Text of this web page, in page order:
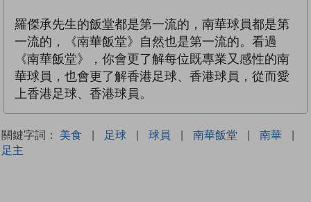
羅傑承先生的飯堂都是第一流的，南華球員都是第
一流的，《南華飯堂》自然也是第一流的。看過
《南華飯堂》，你會更了解每位既專業又感性的南
華球員，也會更了解香港足球、香港球員，從而愛
上香港足球、香港球員。
關鍵字詞： 美食 | 足球 | 球員 | 南華飯堂 | 南華
|
足主